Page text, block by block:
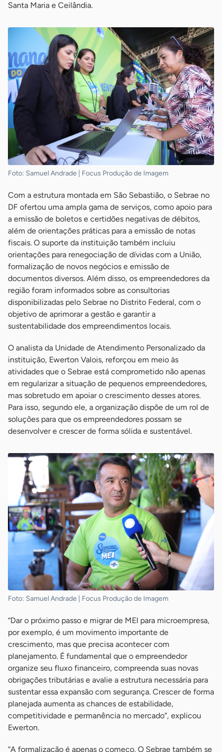
Santa Maria e Ceilândia.
Foto: Samuel Andrade | Focus Produção de Imagem
Com a estrutura montada em São Sebastião, o Sebrae no
DF ofertou uma ampla gama de serviços, como apoio para
a emissão de boletos e certidões negativas de débitos,
além de orientações práticas para a emissão de notas
fiscais. O suporte da instituição também incluiu
orientações para renegociação de dívidas com a União,
formalização de novos negócios e emissão de
documentos diversos. Além disso, os empreendedores da
região foram informados sobre as consultorias
disponibilizadas pelo Sebrae no Distrito Federal, com o
objetivo de aprimorar a gestão e garantir a
sustentabilidade dos empreendimentos locais.
O analista da Unidade de Atendimento Personalizado da
instituição, Ewerton Valois, reforçou em meio às
atividades que o Sebrae está comprometido não apenas
em regularizar a situação de pequenos empreendedores,
mas sobretudo em apoiar o crescimento desses atores.
Para isso, segundo ele, a organização dispõe de um rol de
soluções para que os empreendedores possam se
desenvolver e crescer de forma sólida e sustentável.
Foto: Samuel Andrade | Focus Produção de Imagem
“Dar o próximo passo e migrar de MEI para microempresa,
por exemplo, é um movimento importante de
crescimento, mas que precisa acontecer com
planejamento. É fundamental que o empreendedor
organize seu fluxo financeiro, compreenda suas novas
obrigações tributárias e avalie a estrutura necessária para
sustentar essa expansão com segurança. Crescer de forma
planejada aumenta as chances de estabilidade,
competitividade e permanência no mercado”, explicou
Ewerton.
“A formalização é apenas o começo. O Sebrae também se